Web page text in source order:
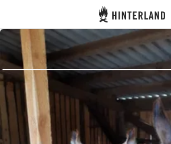
Hinterland
Iniciar sesión
Registrarse